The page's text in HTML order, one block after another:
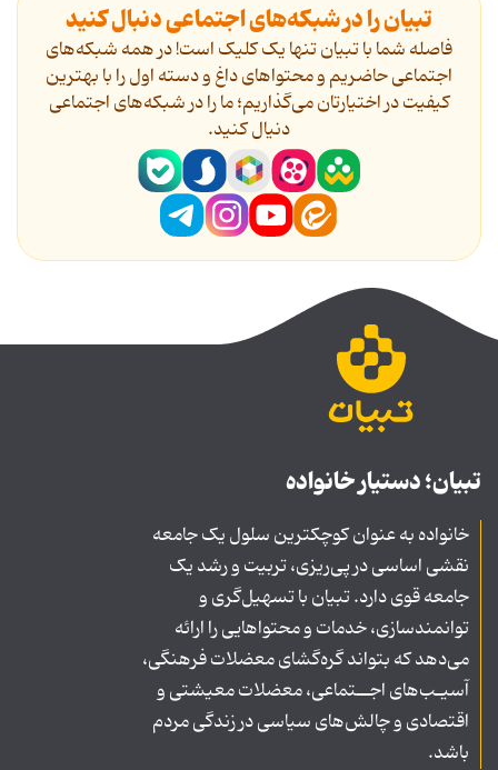
تبیان را در شبکه‌های اجتماعی دنبال کنید
فاصله شما با تبیان تنها یک کلیک است! در همه شبکه‌های
اجتماعی حاضریم و محتواهای داغ و دسته اول را با بهترین
کیفیت در اختیارتان می‌گذاریم؛ ما را در شبکه‌های اجتماعی
دنیال کنید.
تبیان؛ دستیار خانواده
خانواده به عنوان کوچکترین سلول یک جامعه
نقشی اساسی در پی‌ریزی، تربیت و رشد یک
جامعه قوی دارد. تبیان با تسهیل‌گری و
توانمندسازی، خدمات و محتواهایی را ارائه
می‌دهد که بتواند گره‌گشای معضلات فرهنگی،
آسیـب‌های اجــتماعی، معضلات معیشتی و
اقتصادی و چالش‌های سیاسی در زندگی مردم
باشد.